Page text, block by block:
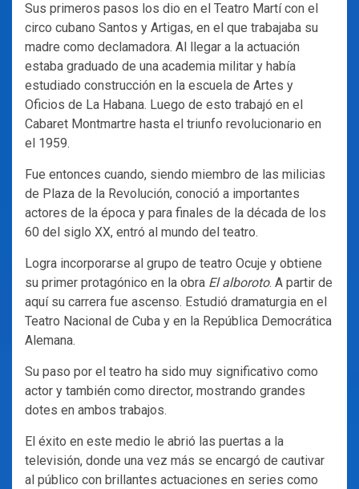
Sus primeros pasos los dio en el Teatro Martí con el
circo cubano Santos y Artigas, en el que trabajaba su
madre como declamadora. Al llegar a la actuación
estaba graduado de una academia militar y había
estudiado construcción en la escuela de Artes y
Oficios de La Habana. Luego de esto trabajó en el
Cabaret Montmartre hasta el triunfo revolucionario en
el 1959.
Fue entonces cuando, siendo miembro de las milicias
de Plaza de la Revolución, conoció a importantes
actores de la época y para finales de la década de los
60 del siglo XX, entró al mundo del teatro.
Logra incorporarse al grupo de teatro Ocuje y obtiene
su primer protagónico en la obra El alboroto. A partir de
aquí su carrera fue ascenso. Estudió dramaturgia en el
Teatro Nacional de Cuba y en la República Democrática
Alemana.
Su paso por el teatro ha sido muy significativo como
actor y también como director, mostrando grandes
dotes en ambos trabajos.
El éxito en este medio le abrió las puertas a la
televisión, donde una vez más se encargó de cautivar
al público con brillantes actuaciones en series como